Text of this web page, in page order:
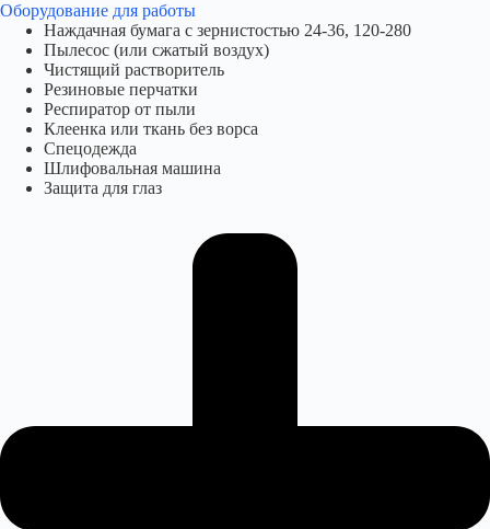
Оборудование для работы​
Наждачная бумага с зернистостью 24-36, 120-280
Пылесос (или сжатый воздух)
Чистящий растворитель
Резиновые перчатки
Респиратор от пыли
Клеенка или ткань без ворса
Спецодежда
Шлифовальная машина
Защита для глаз